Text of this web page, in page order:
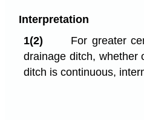
Interpretation
1(2)
For greater
drainage ditch, whether
ditch is continuous,